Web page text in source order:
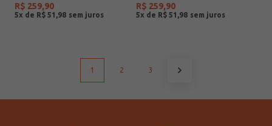
R$ 259,90
5x de R$ 51 98
R$ 259,90
5x de R$ 51 98
1 2 3